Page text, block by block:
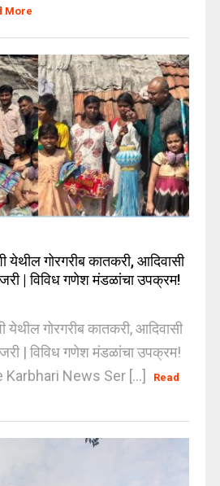
More
गोरगरीब कातकरी, आदिवासी
| विविध गणेश मंडळांचा उपक्रम!
गोरगरीब कातकरी, आदिवासी
| विविध गणेश मंडळांचा उपक्रम!
News Ser [...]
Read